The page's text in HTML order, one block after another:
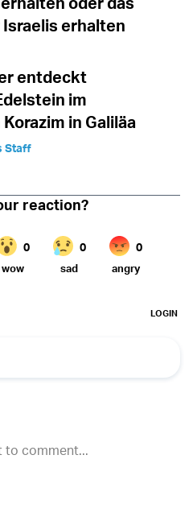
erhalten
entdeckt
im
in Galiläa
Staff